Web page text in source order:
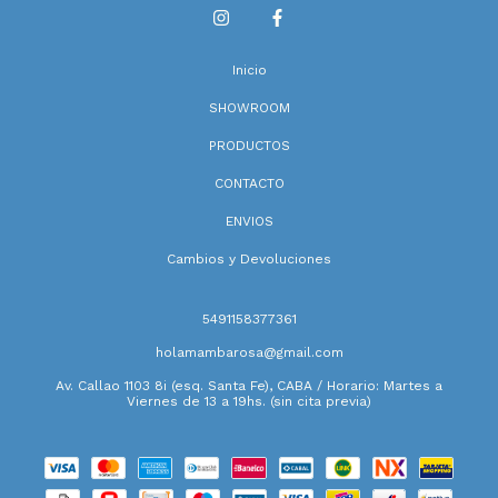
Inicio
SHOWROOM
PRODUCTOS
CONTACTO
ENVIOS
Cambios y Devoluciones
5491158377361
holamambarosa@gmail.com
Av. Callao 1103 8i (esq. Santa Fe), CABA / Horario: Martes a
Viernes de 13 a 19hs. (sin cita previa)